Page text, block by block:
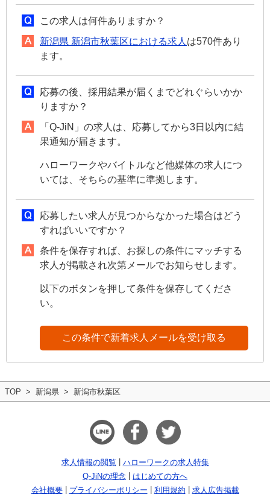
この求人は何件ありますか？
新潟県 新潟市秋葉区における求人 は570件あり
ます。
応募の後、採用結果が届くまでどれぐらいかか
りますか？
「Q-JiN」の求人は、応募してから3日以内に結
果通知が届きます。
ハローワークやバイトルなど他媒体の求人につ
いては、そちらの基準に準拠します。
応募したい求人が見つからなかった場合はどう
すればいいですか？
条件を保存すれば、お探しの条件にマッチする
求人が掲載され次第メールでお知らせします。
以下のボタンを押して条件を保存してくださ
い。
この条件で新着求人メールを受け取る
TOP 新潟県 新潟市秋葉区
求人情報の閲覧
ハローワークの求人特集
Q-JiNの理念
はじめての方へ
会社概要
プライバシーポリシー 利用規約
求人広告掲載